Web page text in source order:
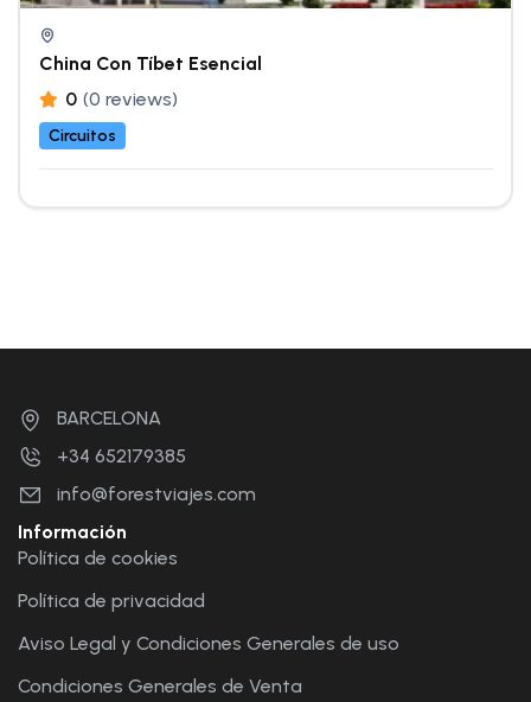
China Con Tíbet Esencial
0 (0 reviews)
Circuitos
BARCELONA
+34 652179385
info@forestviajes.com
Información
Política de cookies
Política de privacidad
Aviso Legal y Condiciones Generales de uso
Condiciones Generales de Venta